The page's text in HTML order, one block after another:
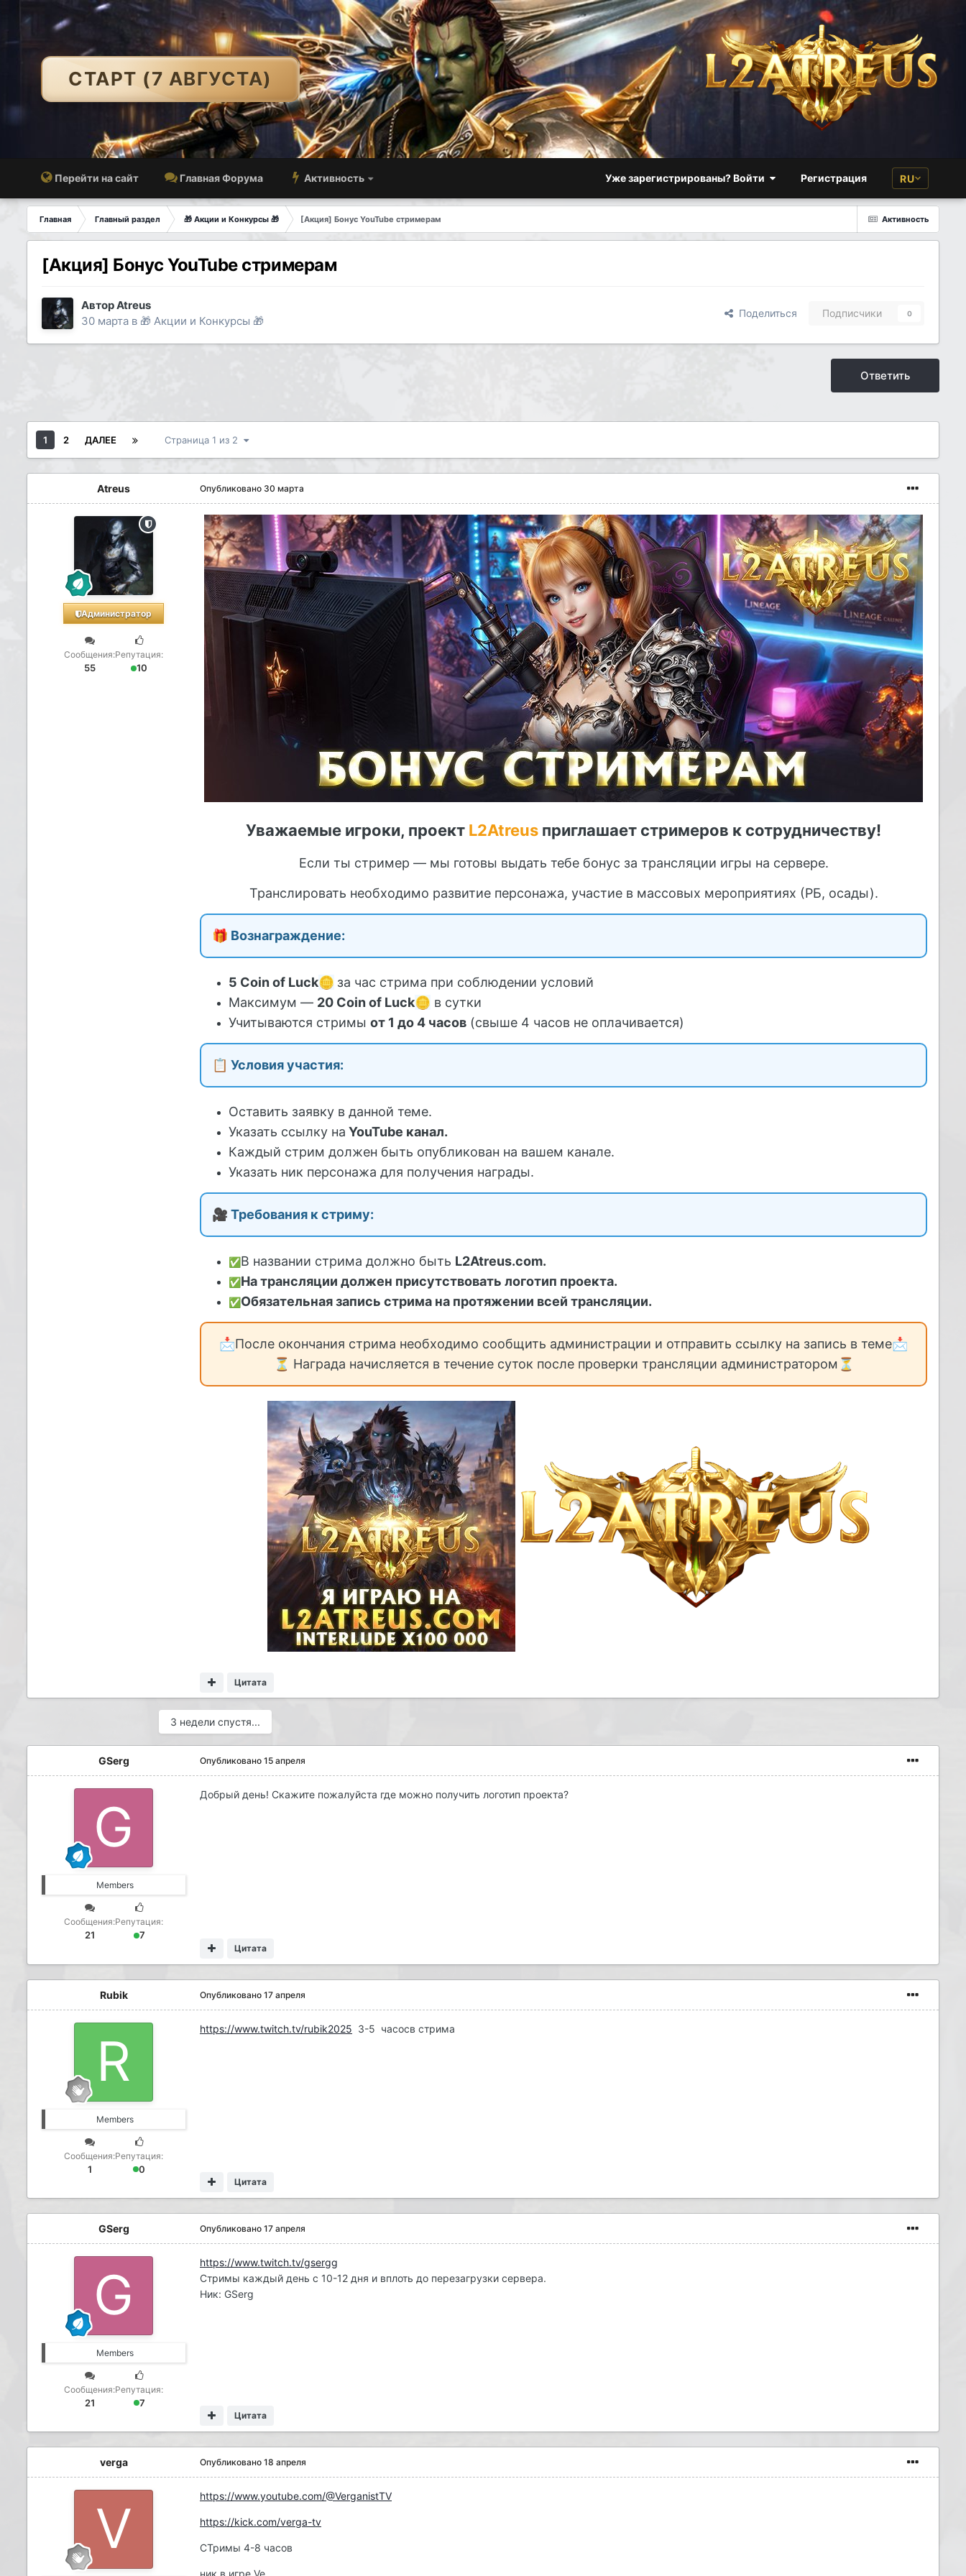
СТАРТ (7 АВГУСТА)
Перейти на сайт Главная Форума Активность Уже зарегистрированы? Войти Регистрация RU
ENG English (USA)
Активность
Главная Главный раздел 🎁​ Акции и Конкурсы ​🎁​ [Акция] Бонус YouTube стримерам
[Акция] Бонус YouTube стримерам
АвторAtreus
30 марта в 🎁​ Акции и Конкурсы ​🎁​
Поделиться Подписчики 0
Ответить
1 2 ДАЛЕЕ Страница 1 из 2
Atreus
Администратор
Сообщения:
55
Репутация:
10
Опубликовано 30 марта
Уважаемые игроки, проект L2Atreus приглашает стримеров к сотрудничеству!
Если ты стример — мы готовы выдать тебе бонус за трансляции игры на сервере.
Транслировать необходимо развитие персонажа, участие в массовых мероприятиях (РБ, осады).
🎁 Вознаграждение:
5 Coin of Luck🪙 за час стрима при соблюдении условий
Максимум — 20 Coin of Luck🪙 в сутки
Учитываются стримы от 1 до 4 часов (свыше 4 часов не оплачивается)
📋 Условия участия:
Оставить заявку в данной теме.
Указать ссылку на YouTube канал.
Каждый стрим должен быть опубликован на вашем канале.
Указать ник персонажа для получения награды.
🎥 Требования к стриму:
✅В названии стрима должно быть L2Atreus.com.
✅На трансляции должен присутствовать логотип проекта.
✅Обязательная запись стрима на протяжении всей трансляции.
📩После окончания стрима необходимо сообщить администрации и отправить ссылку на запись в теме📩
⏳ Награда начисляется в течение суток после проверки трансляции администратором ⏳
Цитата
3 недели спустя...
GSerg
Members
Сообщения:
21
Репутация:
7
Опубликовано 15 апреля
Добрый день! Скажите пожалуйста где можно получить логотип проекта?
Цитата
Rubik
Members
Сообщения:
1
Репутация:
0
Опубликовано 17 апреля
https://www.twitch.tv/rubik2025 3-5 часосв стрима
Цитата
GSerg
Members
Сообщения:
21
Репутация:
7
Опубликовано 17 апреля
https://www.twitch.tv/gsergg
Стримы каждый день с 10-12 дня и вплоть до перезагрузки сервера.
Ник: GSerg
Цитата
verga Опубликовано 18 апреля
https://www.youtube.com/@VerganistTV
https://kick.com/verga-tv
CТримы 4-8 часов
ник в игре Ve